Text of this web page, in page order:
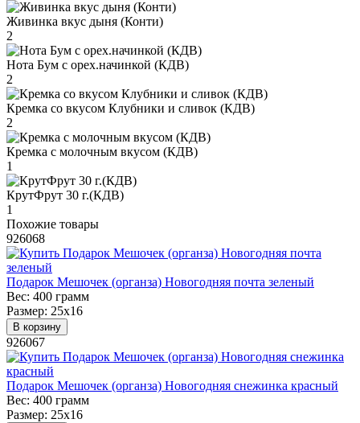
Живинка вкус дыня (Конти)
2
Нота Бум с орех.начинкой (КДВ)
2
Кремка со вкусом Клубники и сливок (КДВ)
2
Кремка с молочным вкусом (КДВ)
1
КрутФрут 30 г.(КДВ)
1
Похожие товары
926068
Подарок Мешочек (органза) Новогодняя почта зеленый
Вес: 400 грамм
Размер: 25х16
В корзину
926067
Подарок Мешочек (органза) Новогодняя снежинка красный
Вес: 400 грамм
Размер: 25х16